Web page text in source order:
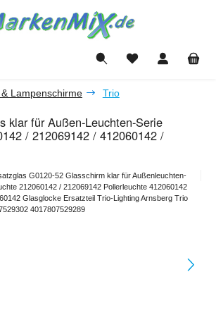
Du hast 0 Produkte
Lampenschirme Trio
klar für Außen-Leuchten-Serie
/ 212069142 / 412060142 /